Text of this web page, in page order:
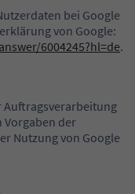
bei Google
von Google:
6004245?hl=de.
Auftragsverarbeitung
Vorgaben der
Nutzung von Google